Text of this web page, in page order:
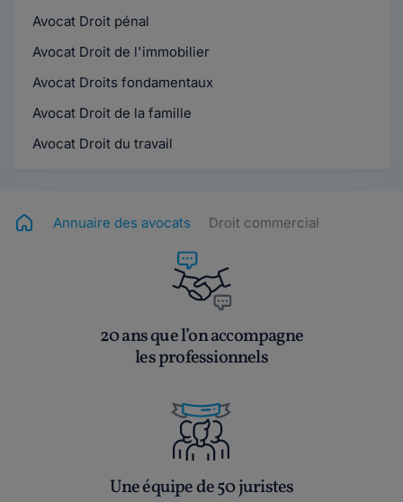
Avocat Droit pénal
Avocat Droit de l'immobilier
Avocat Droits fondamentaux
Avocat Droit de la famille
Avocat Droit du travail
Annuaire des avocats Droit commercial
20 ans que l’on accompagne
les professionnels
Une équipe de 50 juristes